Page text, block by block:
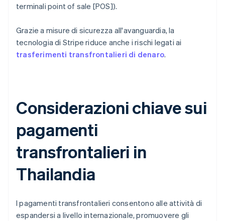
terminali point of sale [POS]).
Grazie a misure di sicurezza all'avanguardia, la
tecnologia di Stripe riduce anche i rischi legati ai
trasferimenti transfrontalieri di denaro.
Considerazioni chiave sui
pagamenti
transfrontalieri in
Thailandia
I pagamenti transfrontalieri consentono alle attività di
espandersi a livello internazionale, promuovere gli